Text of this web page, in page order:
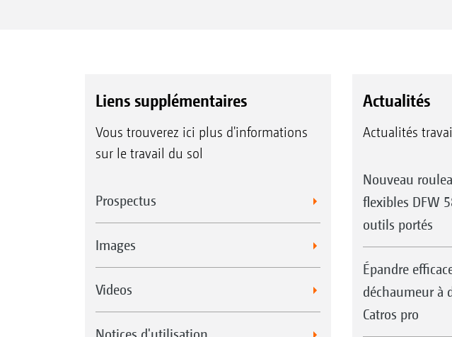
Liens supplémentaires
Vous trouverez ici plus d'informations
sur le travail du sol
Prospectus
Images
Videos
Actualités
Actualités
Nouveau
flexibles DFW
outils portés
Épandre
déchaumeur à
Catros pro